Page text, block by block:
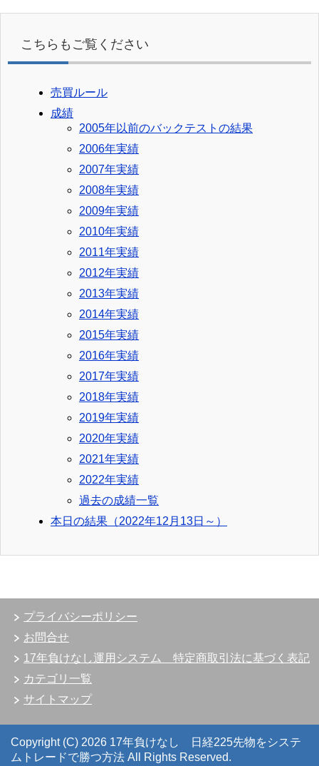
イ
こちらもご覧ください
売買ルール
成績
2005年以前のバックテストの結果
2006年実績
2007年実績
2008年実績
2009年実績
2010年実績
2011年実績
2012年実績
2013年実績
2014年実績
2015年実績
2016年実績
2017年実績
2018年実績
2019年実績
2020年実績
2021年実績
2022年実績
過去の成績一覧
本日の結果（2022年12月13日～）
プライバシーポリシー
お問合せ
17年負けなし運用システム 特定商取引法に基づく表記
カテゴリ一覧
サイトマップ
Copyright (C) 2026 17年負けなし 日経225先物をシステ
ムトレードで勝つ方法 All Rights Reserved.